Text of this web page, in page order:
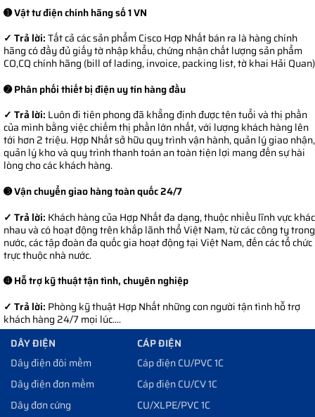
➊ Vật tư điện chính hãng số 1 VN
✓ Trả lời:Tất cả các sản phẩm Cisco Hợp Nhất bán ra là hàng chính
hãng có đầy đủ giấy tờ nhập khẩu, chứng nhận chất lượng sản phẩm
CO,CQ chính hãng (bill of lading, invoice, packing list, tờ khai Hải Quan)
➋ Phân phối thiết bị điện uy tín hàng đầu
✓ Trả lời: Luôn đi tiên phong đã khẳng định được tên tuổi và thị phần
của mình bằng việc chiếm thị phần lớn nhất, với lượng khách hàng lên
tới hơn 2 triệu. Hợp Nhất sở hữu quy trình vận hành, quản lý giao nhận,
quản lý kho và quy trình thanh toán an toàn tiện lợi mang đến sự hài
lòng cho các khách hàng.
➌ Vận chuyển giao hàng toàn quốc 24/7
✓ Trả lời: Khách hàng của Hợp Nhất đa dạng, thuộc nhiều lĩnh vực khác
nhau và có hoạt động trên khắp lãnh thổ Việt Nam, từ các công ty trong
nước, các tập đoàn đa quốc gia hoạt động tại Việt Nam, đến các tổ chức
trực thuộc nhà nước.
➍ Hỗ trợ kỹ thuật tận tình, chuyên nghiệp
✓ Trả lời: Phòng kỹ thuật Hợp Nhất những con người tận tình hỗ trợ
khách hàng 24/7 mọi lúc....
DÂY ĐIỆN
Dây điện đôi mềm
Dây điện đơn mềm
Dây đơn cứng
CÁP ĐIỆN
Cáp điện CU/PVC 1C
Cáp điện CU/CV 1C
CU/XLPE/PVC 1C